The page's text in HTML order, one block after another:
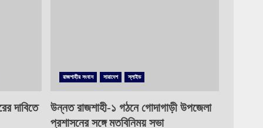
দাবিতে
রাজশাহীর সংবাদ সারাদেশ স্লাইড
উন্নত রাজশাহী-১ গঠনে গোদাগাড়ী উপজেলা
প্রশাসনের সঙ্গে মতবিনিময় সভা